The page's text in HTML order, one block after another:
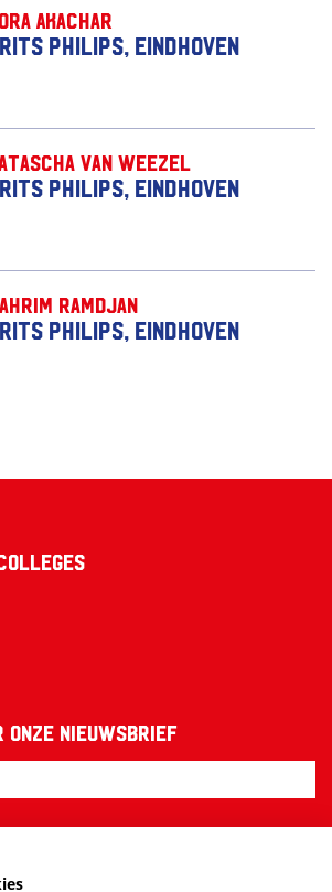
Akachar
Philips, Eindhoven
van Weezel
Philips, Eindhoven
Ramdjan
Philips, Eindhoven
onze nieuwsbrief